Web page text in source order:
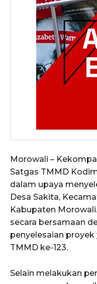
Morowali –
Satgas TMMD
dalam upaya
Desa Sakita,
Kabupaten
secara bersamaan
penyelesaian
TMMD ke-123.
Selain melakukan